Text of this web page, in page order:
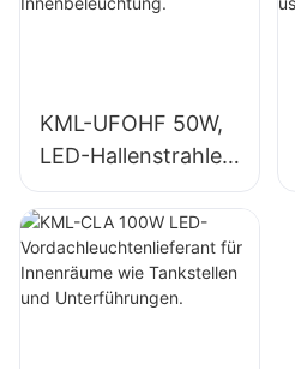
KML-UFOHF 50W,
LED-Hallenstrahler-
Lieferant für
Industrieanlagen,
Lagerhallen und
andere